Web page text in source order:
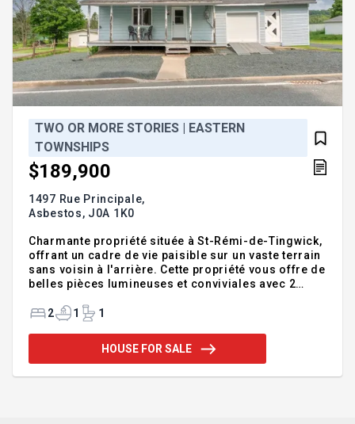
TWO OR MORE STORIES | EASTERN
TOWNSHIPS
$189,900
1497 Rue Principale,
Asbestos, J0A 1K0
Charmante propriété située à St-Rémi-de-Tingwick,
offrant un cadre de vie paisible sur un vaste terrain
sans voisin à l'arrière. Cette propriété vous offre de
belles pièces lumineuses et conviviales avec 2
boudoir au 2e étage, idéal comme espace de
attaché complète parfaitement la propriété, offrant
tout l'espace nécessaire pour les bricoleurs, les
2 1 1
HOUSE FOR SALE